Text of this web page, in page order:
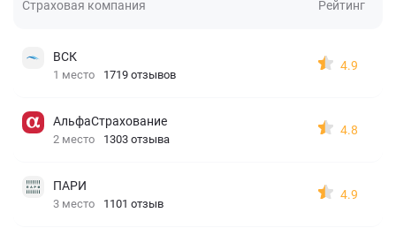
Страховая компания Рейтинг
ВСК
1 место 1719 отзывов
4.9
АльфаСтрахование
2 место 1303 отзыва
4.8
ПАРИ
3 место 1101 отзыв
4.9